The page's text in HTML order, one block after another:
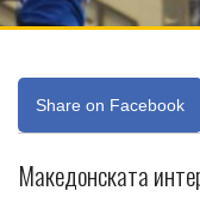
Share on Facebook
Македонската